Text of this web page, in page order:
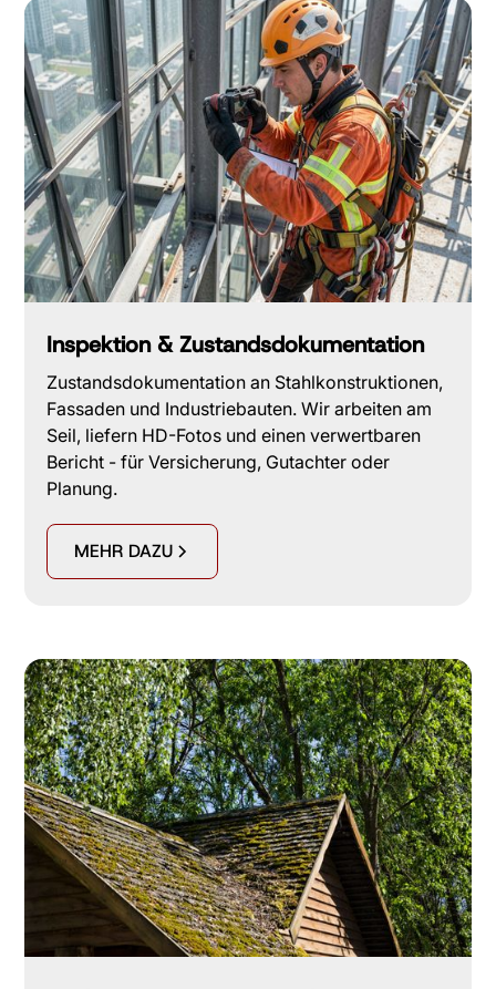
Inspektion & Zustandsdokumentation
Zustandsdokumentation an Stahlkonstruktionen,
Fassaden und Industriebauten. Wir arbeiten am
Seil, liefern HD-Fotos und einen verwertbaren
Bericht - für Versicherung, Gutachter oder
Planung.
MEHR DAZU